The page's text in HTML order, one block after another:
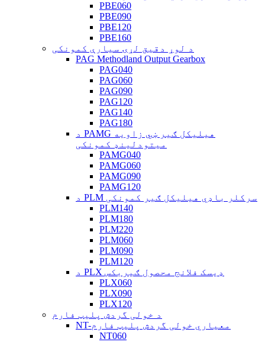
PBE060
PBE090
PBE120
PBE160
د لوړ دقیق لړۍ سیارې کمونکی
PAG Methodland Output Gearbox
PAG040
PAG060
PAG090
PAG120
PAG140
PAG180
د PAMG هیلیکل ګیر ښي زاویه
میتودلینډ کمونکی
PAMG040
PAMG060
PAMG090
PAMG120
د PLM سرکلر باډي هیلیکل ګیر کمونکی
PLM140
PLM180
PLM220
PLM060
PLM090
PLM120
د PLX ډیسک فلانج محصول ګیربکس
PLX060
PLX090
PLX120
د خولی گردش پلیټ فارم
NT-معیاري خولی گردش پلیټ فارم
NT060